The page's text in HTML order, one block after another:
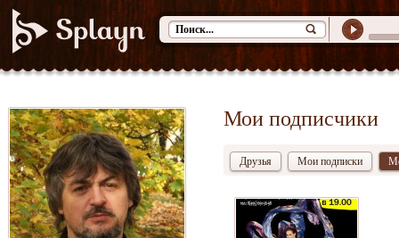
Мои подписчики
Друзья Мои подписки